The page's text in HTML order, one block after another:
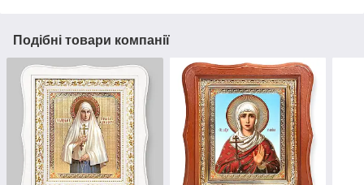
Подібні товари компанії